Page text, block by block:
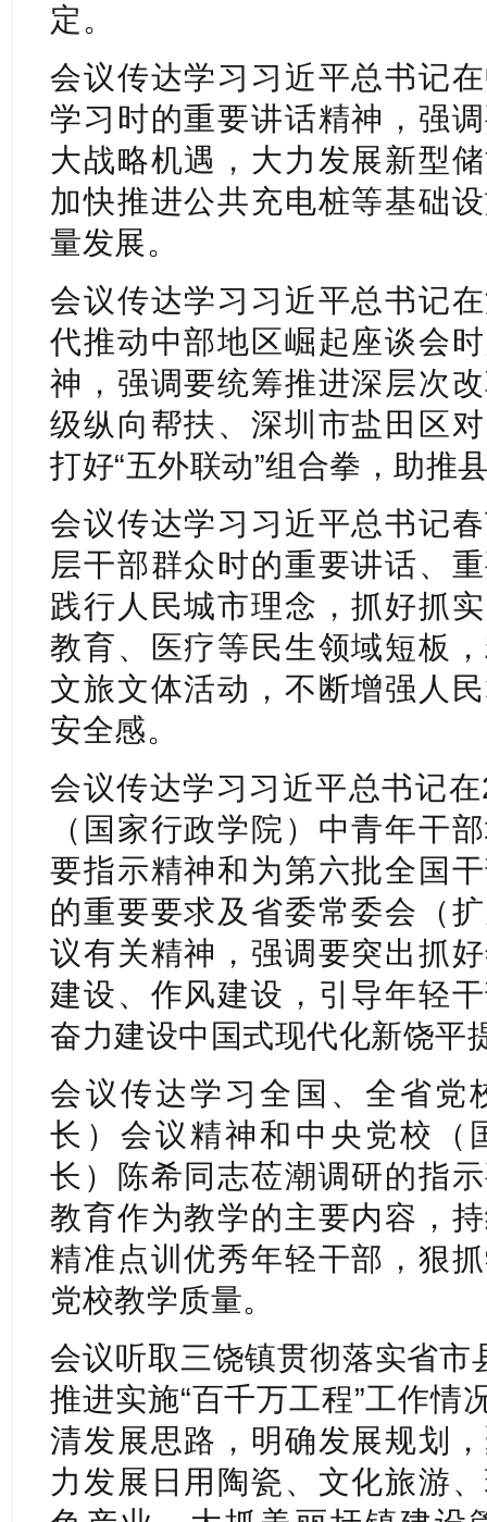
定。
会议传达学习习近平总书记
学习时的重要讲话精神，强
大战略机遇，大力发展新型
加快推进公共充电桩等基础
量发展。
会议传达学习习近平总书记
代推动中部地区崛起座谈会
神，强调要统筹推进深层次
级纵向帮扶、深圳市盐田区
打好“五外联动”组合拳，助推
会议传达学习习近平总书记
层干部群众时的重要讲话、
践行人民城市理念，抓好抓
教育、医疗等民生领域短板
文旅文体活动，不断增强人
安全感。
会议传达学习习近平总书记
（国家行政学院）中青年干
要指示精神和为第六批全国
的重要要求及省委常委会（
议有关精神，强调要突出抓
建设、作风建设，引导年轻
奋力建设中国式现代化新饶平
会议传达学习全国、全省党
长）会议精神和中央党校（
长）陈希同志莅潮调研的指
教育作为教学的主要内容，
精准点训优秀年轻干部，狠
党校教学质量。
会议听取三饶镇贯彻落实省市
推进实施“百千万工程”工作情
清发展思路，明确发展规划
力发展日用陶瓷、文化旅游